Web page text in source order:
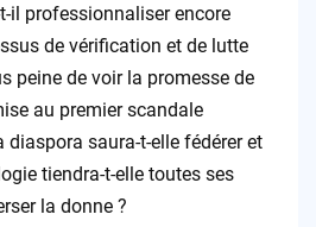
il professionnaliser encore
de vérification et de lutte
peine de voir la promesse de
au premier scandale
diaspora saura-t-elle fédérer et
tiendra-t-elle toutes ses
la donne ?